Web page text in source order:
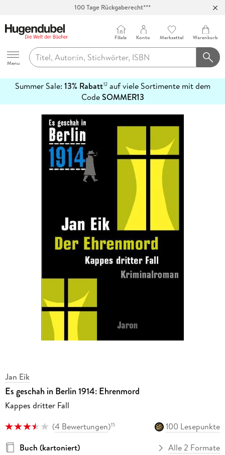
100 Tage Rückgaberecht***
Hugendubel
Menu
Filiale Konto Merkzettel Warenkorb
Summer Sale: 13% Rabatt12auf viele Sortimente mit dem
CodeSOMMER13
erfahren
Jan Eik
Es geschah in Berlin 1914: Ehrenmord
Kappes dritter Fall
(4 Bewertungen)15
100 Lesepunkte
Buch (kartoniert)
Alle 2 Formate